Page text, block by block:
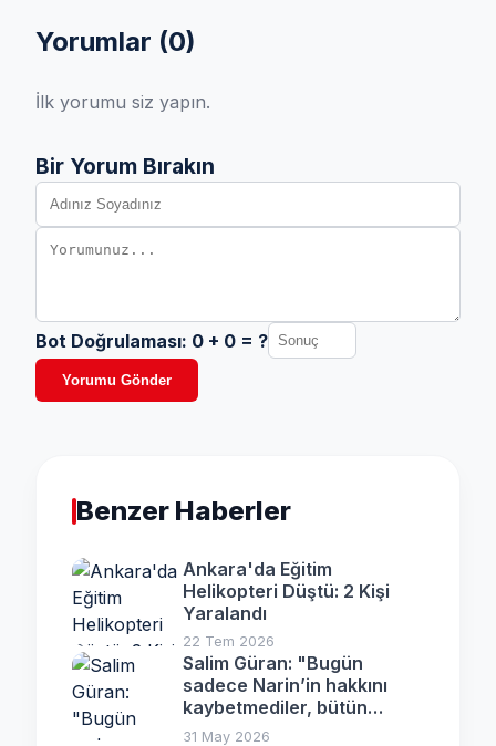
Yorumlar (0)
İlk yorumu siz yapın.
Bir Yorum Bırakın
Bot Doğrulaması: 0 + 0 = ?
Yorumu Gönder
Benzer Haberler
Ankara'da Eğitim
Helikopteri Düştü: 2 Kişi
Yaralandı
22 Tem 2026
Salim Güran: "Bugün
sadece Narin’in hakkını
kaybetmediler, bütün
ailenin hakkını yok ettiler"
31 May 2026